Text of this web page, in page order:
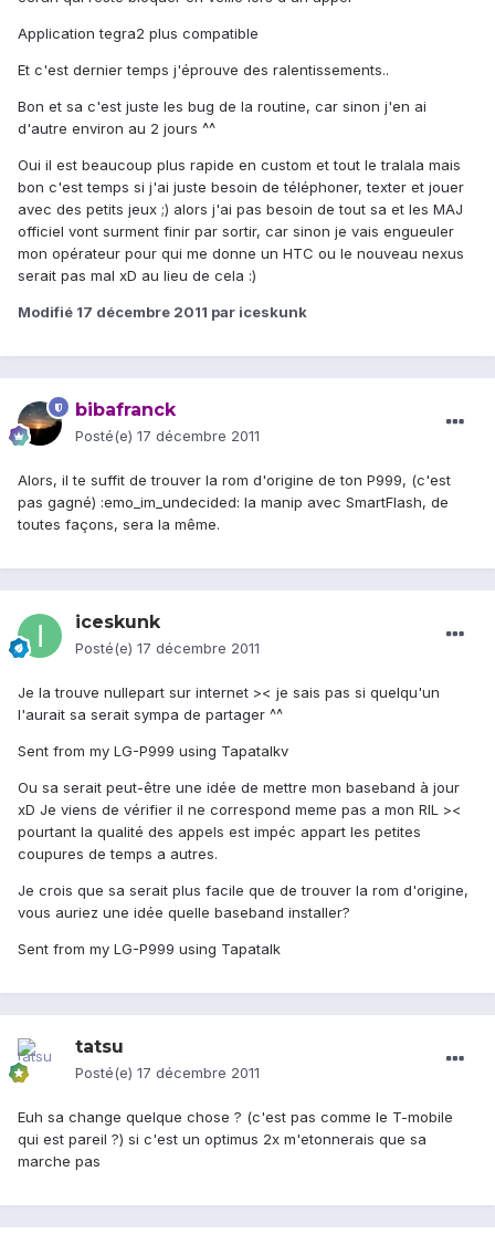
Application tegra2 plus compatible
Et c'est dernier temps j'éprouve des ralentissements..
Bon et sa c'est juste les bug de la routine, car sinon j'en ai
d'autre environ au 2 jours ^^
Oui il est beaucoup plus rapide en custom et tout le tralala mais
bon c'est temps si j'ai juste besoin de téléphoner, texter et jouer
avec des petits jeux ;) alors j'ai pas besoin de tout sa et les MAJ
officiel vont surment finir par sortir, car sinon je vais engueuler
mon opérateur pour qui me donne un HTC ou le nouveau nexus
serait pas mal xD au lieu de cela :)
Modifié 17 décembre 2011 par iceskunk
bibafranck
Posté(e) 17 décembre 2011
Alors, il te suffit de trouver la rom d'origine de ton P999, (c'est
pas gagné) :emo_im_undecided: la manip avec SmartFlash, de
toutes façons, sera la même.
iceskunk
Posté(e) 17 décembre 2011
Je la trouve nullepart sur internet >< je sais pas si quelqu'un
l'aurait sa serait sympa de partager ^^
Sent from my LG-P999 using Tapatalkv
Ou sa serait peut-être une idée de mettre mon baseband à jour
xD Je viens de vérifier il ne correspond meme pas a mon RIL ><
pourtant la qualité des appels est impéc appart les petites
coupures de temps a autres.
Je crois que sa serait plus facile que de trouver la rom d'origine,
vous auriez une idée quelle baseband installer?
Sent from my LG-P999 using Tapatalk
tatsu
Posté(e) 17 décembre 2011
Euh sa change quelque chose ? (c'est pas comme le T-mobile
qui est pareil ?) si c'est un optimus 2x m'etonnerais que sa
marche pas